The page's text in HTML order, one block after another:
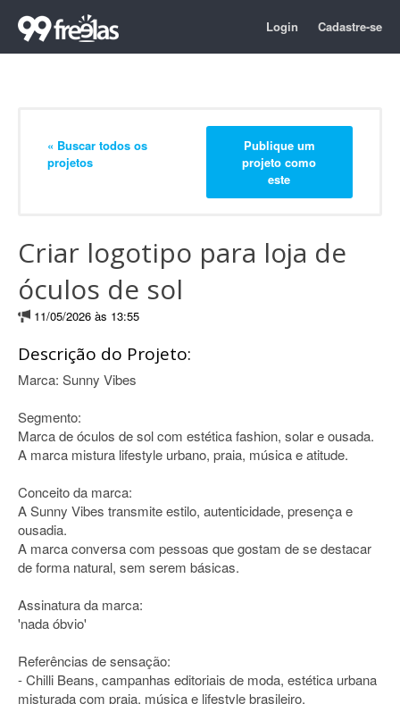
Login Cadastre-se
« Buscar todos os
projetos
Publique um
projeto como
este
Criar logotipo para loja de
óculos de sol
11/05/2026 às 13:55
Descrição do Projeto:
Marca: Sunny Vibes
Segmento:
Marca de óculos de sol com estética fashion, solar e ousada.
A marca mistura lifestyle urbano, praia, música e atitude.
Conceito da marca:
A Sunny Vibes transmite estilo, autenticidade, presença e
ousadia.
A marca conversa com pessoas que gostam de se destacar
de forma natural, sem serem básicas.
Assinatura da marca:
'nada óbvio'
Referências de sensação:
- Chilli Beans, campanhas editoriais de moda, estética urbana
misturada com praia, música e lifestyle brasileiro.